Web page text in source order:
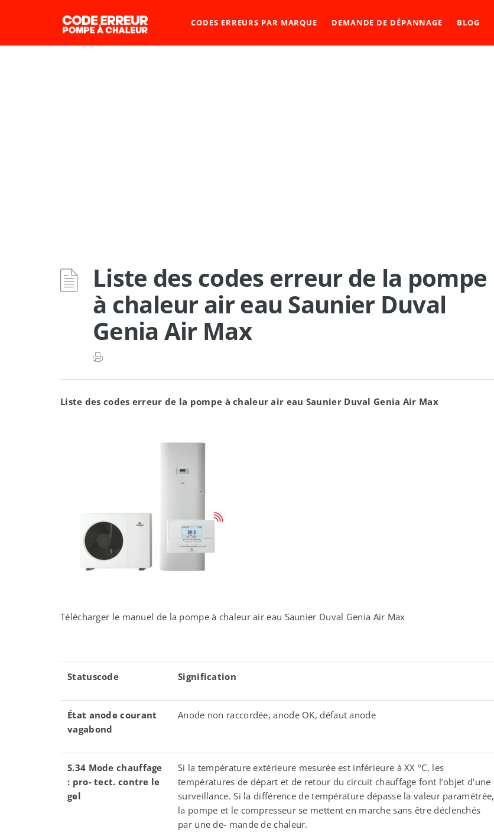
CODES ERREURS PAR MARQUE DEMANDE DE DÉPANNAGE BLOG
Liste des codes erreur de la pompe
à chaleur air eau Saunier Duval
Genia Air Max
Liste des codes erreur de la pompe à chaleur air eau Saunier Duval Genia Air Max
Télécharger le manuel de la pompe à chaleur air eau Saunier Duval Genia Air Max
Statuscode Signification
État anode courant
vagabond
Anode non raccordée, anode OK, défaut anode
S.34 Mode chauffage
: pro- tect. contre le
gel
Si la température extérieure mesurée est inférieure à XX °C, les
températures de départ et de retour du circuit chauffage font l’objet d’une
surveillance. Si la différence de température dépasse la valeur paramétrée,
la pompe et le compresseur se mettent en marche sans être déclenchés
par une de- mande de chaleur.